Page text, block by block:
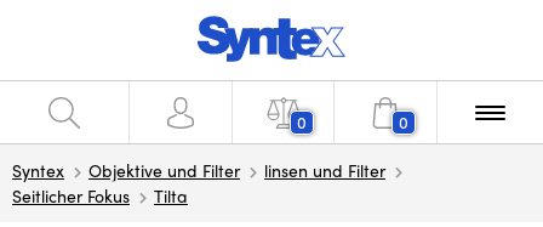
0 0
Syntex Objektive und Filter
linsen und Filter
Seitlicher Fokus
Tilta